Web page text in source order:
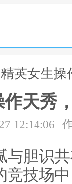
英女生
天秀
12:14:06
与胆识
竞技场